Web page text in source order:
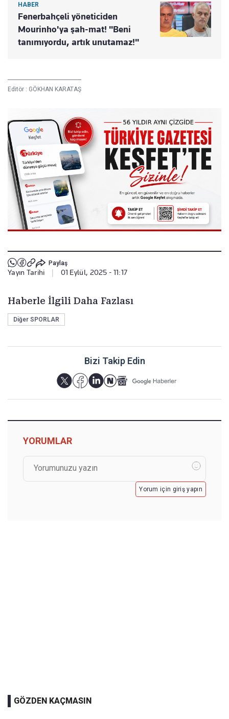
HABER
Fenerbahçeli yöneticiden
Mourinho'ya şah-mat! "Beni
tanımıyordu, artık unutamaz!"
Editör : GÖKHAN KARATAŞ
Paylaş
Yayın Tarihi | 01 Eylül, 2025 - 11:17
Haberle İlgili Daha Fazlası
Diğer SPORLAR
Bizi Takip Edin
YORUMLAR
Yorum için giriş yapın
GÖZDEN KAÇMASIN